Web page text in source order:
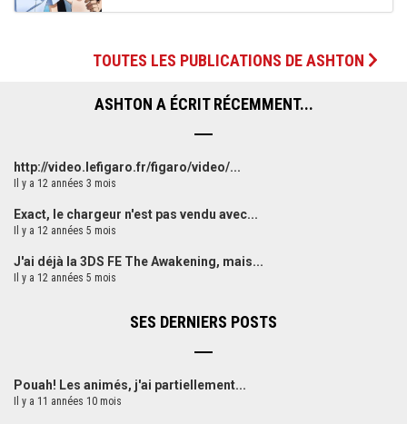
TOUTES LES PUBLICATIONS DE ASHTON
ASHTON A ÉCRIT RÉCEMMENT...
http://video.lefigaro.fr/figaro/video/...
Il y a 12 années 3 mois
Exact, le chargeur n'est pas vendu avec...
Il y a 12 années 5 mois
J'ai déjà la 3DS FE The Awakening, mais...
Il y a 12 années 5 mois
SES DERNIERS POSTS
Pouah! Les animés, j'ai partiellement...
Il y a 11 années 10 mois